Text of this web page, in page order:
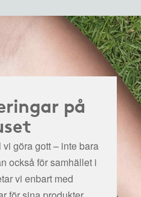
på
göra gott – inte bara
också för samhället i
vi enbart med